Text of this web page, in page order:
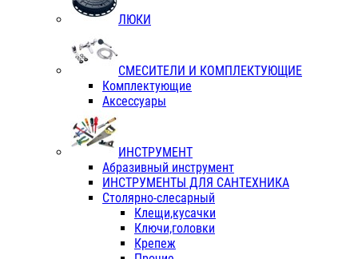
ЛЮКИ
СМЕСИТЕЛИ И КОМПЛЕКТУЮЩИЕ
Комплектующие
Аксессуары
ИНСТРУМЕНТ
Абразивный инструмент
ИНСТРУМЕНТЫ ДЛЯ САНТЕХНИКА
Столярно-слесарный
Клещи,кусачки
Ключи,головки
Крепеж